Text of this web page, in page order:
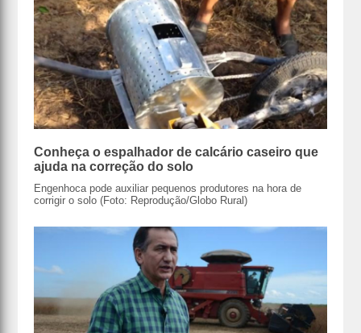
Conheça o espalhador de calcário caseiro que
ajuda na correção do solo
Engenhoca pode auxiliar pequenos produtores na hora de
corrigir o solo (Foto: Reprodução/Globo Rural)